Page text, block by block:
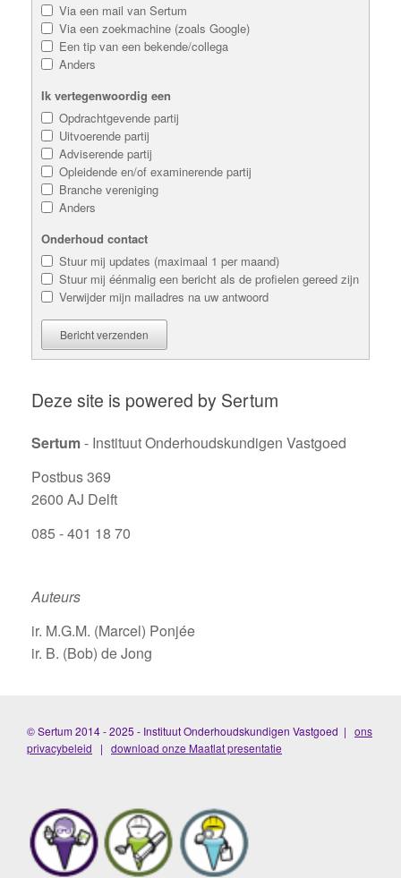
Via een mail van Sertum
Via een zoekmachine (zoals Google)
Een tip van een bekende/collega
Anders
Ik vertegenwoordig een
Opdrachtgevende partij
Uitvoerende partij
Adviserende partij
Opleidende en/of examinerende partij
Branche vereniging
Anders
Onderhoud contact
Stuur mij updates (maximaal 1 per maand)
Stuur mij éénmalig een bericht als de profielen gereed zijn
Verwijder mijn mailadres na uw antwoord
Bericht verzenden
Deze site is powered by Sertum
Sertum- Instituut Onderhoudskundigen Vastgoed
Postbus 369
2600 AJ Delft
085 - 401 18 70
Auteurs
ir. M.G.M. (Marcel) Ponjée
ir. B. (Bob) de Jong
© Sertum 2014 - 2025 - Instituut Onderhoudskundigen Vastgoed | ons
privacybeleid | download onze Maatlat presentatie